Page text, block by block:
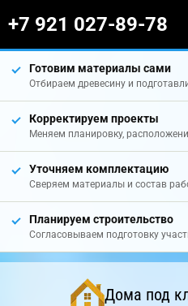
+7 921 027-89-78
Готовим материалы сами
Отбираем древесину и
Корректируем проекты
Меняем планировку,
Уточняем комплектацию
Сверяем материалы и состав
Планируем строительство
Согласовываем подготовку
Дома под